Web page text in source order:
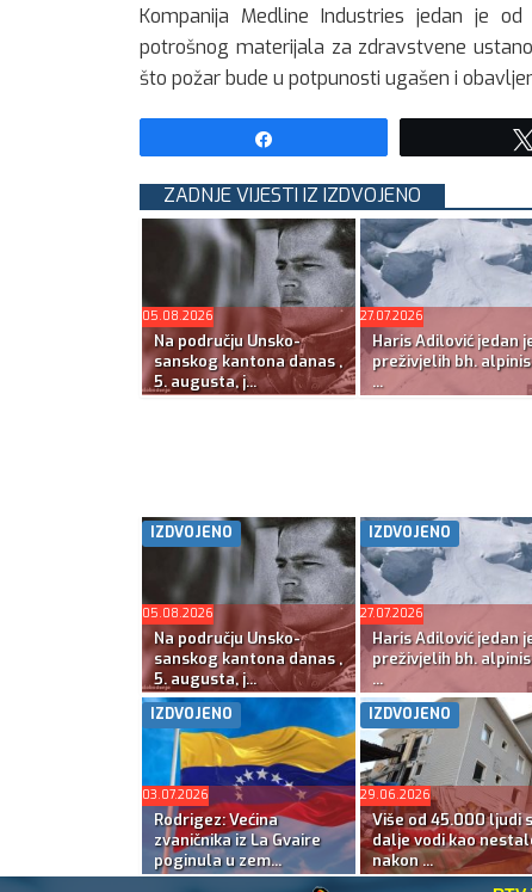
Kompanija Medline Industries jedan je
potrošnog materijala za zdravstvene
što požar bude u potpunosti ugašen i
ZADNJE VIJESTI IZ IZDVOJENO
05.08.2026
Na području Unsko-
sanskog kantona danas ,
5. augusta, j...
27.07.2026
Haris Adilović jedan
preživjelih bh.
...
IZDVOJENO
05.08.2026
Na području Unsko-
sanskog kantona danas ,
5. augusta, j...
IZDVOJENO
27.07.2026
Haris Adilović jedan
preživjelih bh.
...
IZDVOJENO
03.07.2026
Rodrigez: Većina
zvaničnika iz La Gvaire
poginula u zem...
IZDVOJENO
29.06.2026
Više od 45.000 ljudi
dalje vodi kao
nakon ...